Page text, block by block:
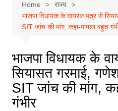
Home
राज्य
भाजपा विधायक के वायरल पत्र से
SIT जांच की मांग, कहा-मामला बहुत
भाजपा विधायक के
सियासत गरमाई,
SIT जांच की मांग,
गंभीर